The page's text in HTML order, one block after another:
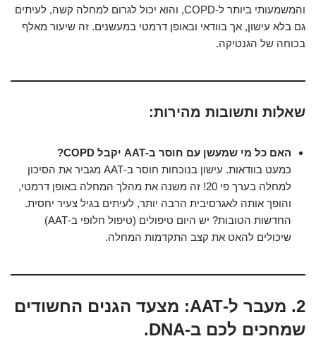
והמשמעותי ביותר ל-COPD, והוא יכול לגרום למחלה קשה, לעיתים
גם בלא עישון, אך בוודאי ובאופן דרמטי במעשנים. זה שיעור מאלף
בכוחה של הגנטיקה.
שאלות ותשובות מהירות:
האם כל מי שמעשן עם חוסר ב-AAT יקבל COPD?
כמעט בוודאות. עישון בנוכחות חוסר ב-AAT מגביר את הסיכון
למחלה בערך פי 20! זה משנה את מהלך המחלה באופן דרמטי,
והופך אותה לאגרסיבית הרבה יותר, לעיתים בגיל צעיר יחסית.
החדשות הטובות? יש היום טיפולים (טיפול חלופי ב-AAT)
שיכולים להאט את קצב התקדמות המחלה.
2. מעבר ל-AAT: מצעד הגנים החשודים
שמחכים לכם ב-DNA.